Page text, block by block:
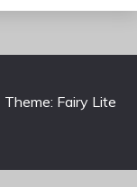
Theme: Fairy Lite